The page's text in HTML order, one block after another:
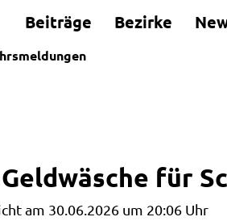
Beiträge Bezirke
für
am 30.06.2026 um 20:06 Uhr